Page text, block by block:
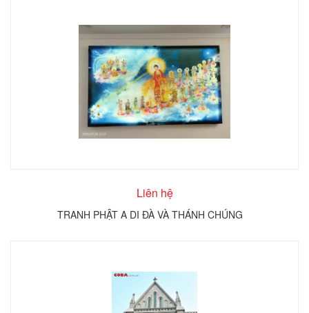
Liên hệ
TRANH PHẬT A DI ĐÀ VÀ THÁNH CHÚNG